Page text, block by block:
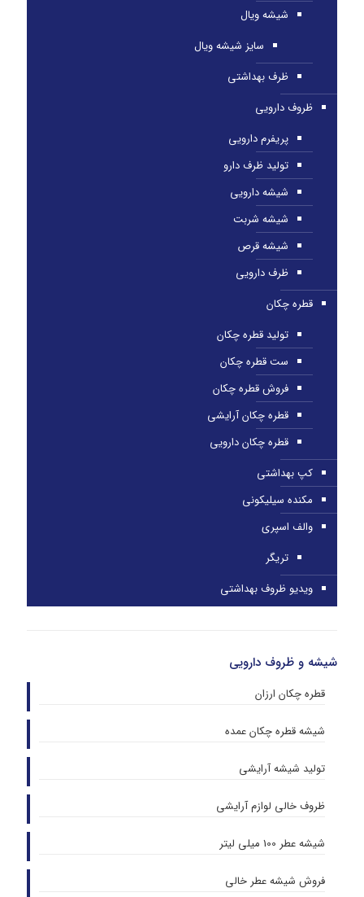
شیشه ویال
سایز شیشه ویال
ظرف بهداشتی
ظروف دارویی
پریفرم دارویی
تولید ظرف دارو
شیشه دارویی
شیشه شربت
شیشه قرص
ظرف دارویی
قطره چکان
تولید قطره چکان
ست قطره چکان
فروش قطره چکان
قطره چکان آرایشی
قطره چکان دارویی
کپ بهداشتی
مکنده سیلیکونی
والف اسپری
تریگر
ویدیو ظروف بهداشتی
شیشه و ظروف دارویی
قطره چکان ارزان
شیشه قطره چکان عمده
تولید شیشه آرایشی
ظروف خالی لوازم آرایشی
شیشه عطر 100 میلی لیتر
فروش شیشه عطر خالی